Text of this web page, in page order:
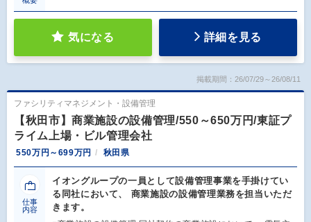
気になる 詳細を見る
掲載期間：26/07/29～26/08/11
ファシリティマネジメント・設備管理
【秋田市】商業施設の設備管理/550～650万円/東証プ
ライム上場・ビル管理会社
550万円～699万円 秋田県
仕事
内容
イオングループの一員として設備管理事業を手掛けてい
る同社において、 商業施設の設備管理業務を担当いただ
きます。